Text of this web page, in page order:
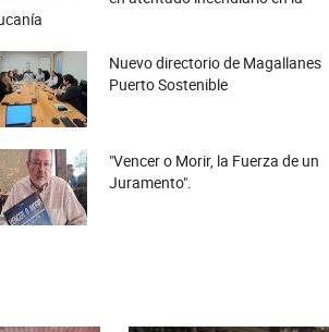
Nuevo directorio de Magallanes
Puerto Sostenible
"Vencer o Morir, la Fuerza de un
Juramento".